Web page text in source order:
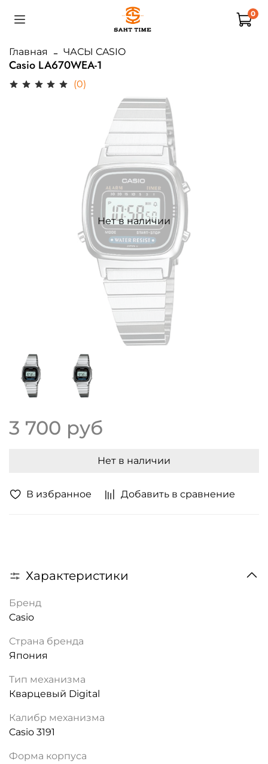
0
Главная ЧАСЫ CASIO
Casio LA670WEA-1
(0)
В избранное Добавить в сравнение
Нет в наличии
3 700 руб
Нет в наличии
Характеристики
Бренд
Casio
Страна бренда
Япония
Тип механизма
Кварцевый Digital
Калибр механизма
Casio 3191
Форма корпуса